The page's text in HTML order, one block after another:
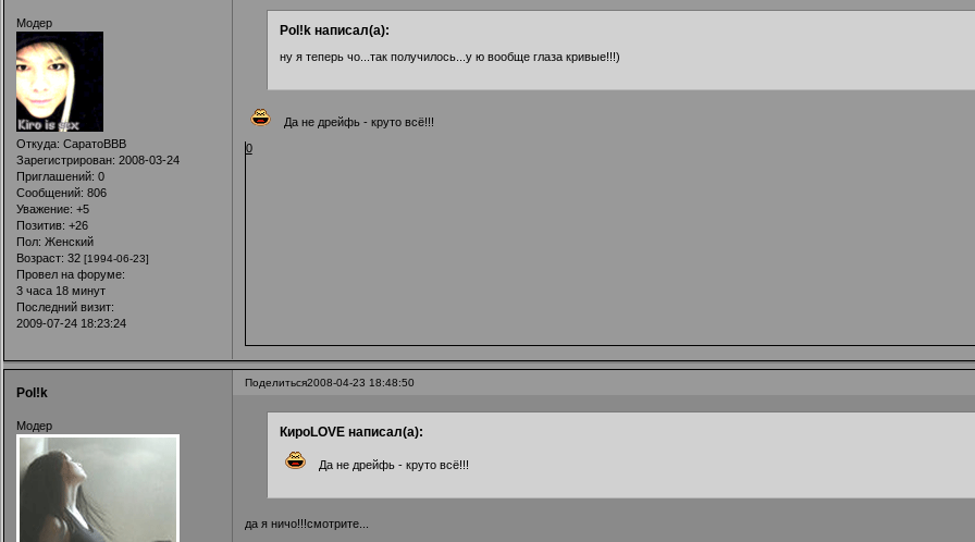
Модер
Откуда: СаратоВВВ
Зарегистрирован: 2008-03-24
Приглашений: 0
Сообщений: 806
Уважение: +5
Позитив: +26
Пол: Женский
Возраст: 32 [1994-06-23]
Провел на форуме:
3 часа 18 минут
Последний визит:
2009-07-24 18:23:24
Pol!k написал(а):
ну я теперь чо...так получилось...у ю вообще глаза кривые!!!)
Да не дрейфь - круто всё!!!
0
Поделиться2008-04-23 18:48:50
Pol!k
Модер КироLOVE написал(а):
Да не дрейфь - круто всё!!!
да я ничо!!!смотрите...